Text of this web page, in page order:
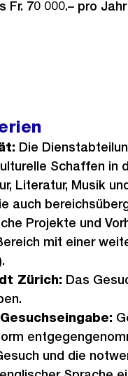
Fr. 70 000.– pro
Die
Schaffen in
Literatur, Musik
auch
Projekte und
mit einer
Zürich: Das
und die